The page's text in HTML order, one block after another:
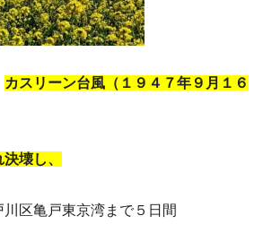
カスリーン台風（１９４７年９月１６
壊し、
区亀戸東京湾まで５日間